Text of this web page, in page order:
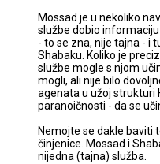
Mossad je u nekoliko
službe dobio
- to se zna, nije tajna - i
Shabaku. Koliko je
službe mogle s njom
mogli, ali nije bilo
agenata u užoj strukturi
paranoičnosti - da se
Nemojte se dakle baviti
činjenice. Mossad i
nijedna (tajna) služba.